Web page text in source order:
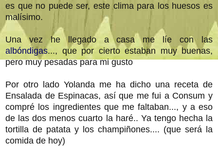
es que no puede ser, este clima para los huesos es
malísimo.
Una vez he llegado a casa me líe con las
albóndigas..., que por cierto estaban muy buenas,
pero muy pesadas para mi gusto
Por otro lado Yolanda me ha dicho una receta de
Ensalada de Espinacas, así que me fui a Consum y
compré los ingredientes que me faltaban..., y a eso
de las dos menos cuarto la haré.. Ya tengo hecha la
tortilla de patata y los champiñones.... (que será la
comida de hoy)